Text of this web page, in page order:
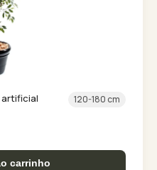
artificial 120-180 cm
carrinho